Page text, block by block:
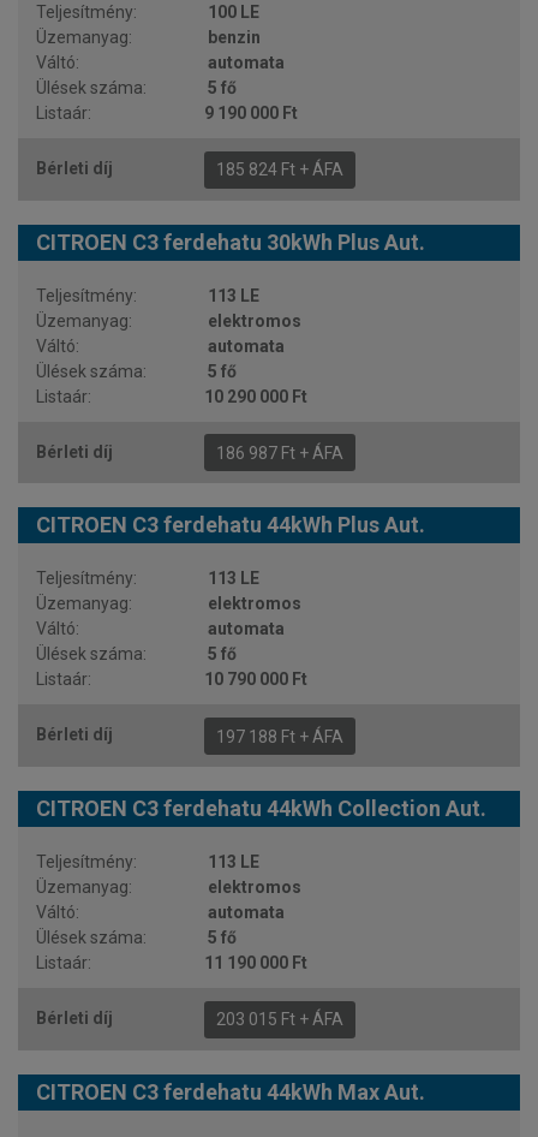
100 LE
benzin
automata
5 fő
9 190 000 Ft
185 824 Ft + ÁFA
CITROEN C3 ferdehatu 30kWh Plus Aut.
113 LE
elektromos
automata
5 fő
10 290 000 Ft
186 987 Ft + ÁFA
CITROEN C3 ferdehatu 44kWh Plus Aut.
113 LE
elektromos
automata
5 fő
10 790 000 Ft
197 188 Ft + ÁFA
CITROEN C3 ferdehatu 44kWh Collection Aut.
113 LE
elektromos
automata
5 fő
11 190 000 Ft
203 015 Ft + ÁFA
CITROEN C3 ferdehatu 44kWh Max Aut.